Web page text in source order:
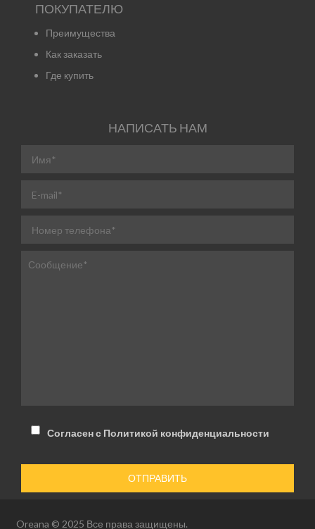
ПОКУПАТЕЛЮ
Преимущества
Как заказать
Где купить
НАПИСАТЬ НАМ
Согласен с Политикой конфиденциальности
Oreana © 2025 Все права защищены.